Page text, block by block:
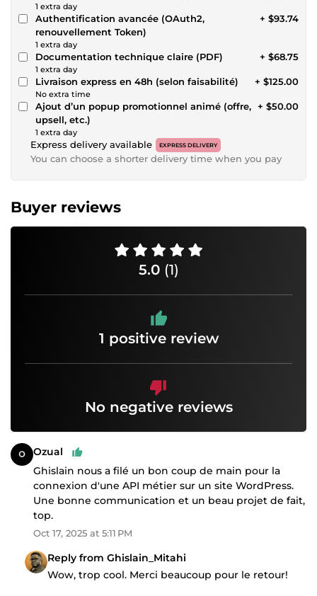
1 extra day
Authentification avancée (OAuth2,
renouvellement Token)
1 extra day
+ $93.74
Documentation technique claire (PDF)
1 extra day
+ $68.75
Livraison express en 48h (selon faisabilité)
No extra time
+ $125.00
Ajout d’un popup promotionnel animé (offre,
upsell, etc.)
1 extra day
+ $50.00
Express delivery available EXPRESS DELIVERY
You can choose a shorter delivery time when you pay
Buyer reviews
5.0 (1)
1 positive review
No negative reviews
Ozual
Ghislain nous a filé un bon coup de main pour la
connexion d'une API métier sur un site WordPress.
Une bonne communication et un beau projet de fait,
top.
Oct 17, 2025 at 5:11 PM
Reply from Ghislain_Mitahi
Wow, trop cool. Merci beaucoup pour le retour!